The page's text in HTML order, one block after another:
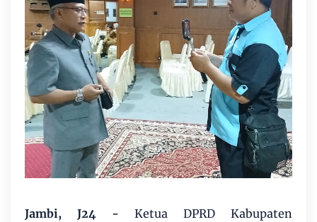
Jambi, J24 - Ketua DPRD Kabupaten